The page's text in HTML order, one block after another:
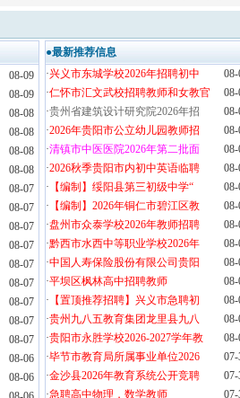
08-09
08-09
08-08
08-08
08-08
08-08
08-07
08-07
08-07
08-07
08-07
08-07
08-07
08-07
08-07
08-06
08-06
●最新推荐信息
·兴义市东城学校2026年招聘初中
08-
·仁怀市汇文武校招聘教师和女教官
08-
·贵州省建筑设计研究院2026年招
08-
·2026年贵阳市公立幼儿园教师招
08-
·清镇市中医医院2026年第二批面
08-
·2026秋季贵阳市内初中英语临聘
08-
· 【编制】绥阳县第三初级中学“
08-
· 【编制】2026年铜仁市碧江区教
08-
·盘州市众泰学校2026年教师招聘
08-
·黔西市水西中等职业学校2026年
08-
·中国人寿保险股份有限公司贵阳
08-
·平坝区枫林高中招聘教师
08-
· 【置顶推荐招聘】兴义市急聘初
08-
·贵州九八五教育集团龙里县九八
08-
·贵阳市永胜学校2026-2027学年教
08-
·毕节市教育局所属事业单位2026
07-
·金沙县2026年教育系统公开竞聘
07-
·急聘高中物理，数学教师 07-